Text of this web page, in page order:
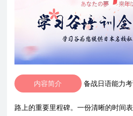
内容简介 备战日语能力
路上的重要里程碑。一份清晰的时间